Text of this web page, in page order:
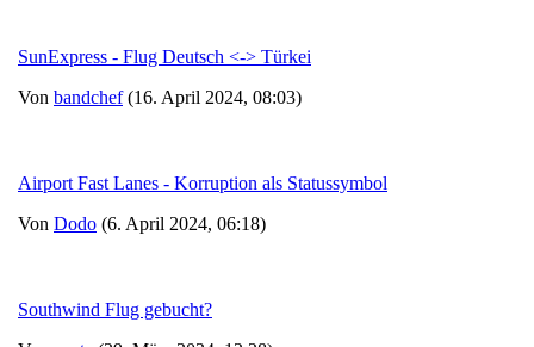
SunExpress - Flug Deutsch <-> Türkei
Von bandchef(16. April 2024, 08:03)
Airport Fast Lanes - Kor­rup­tion als Sta­tus­symbol
Von Dodo (6. April 2024, 06:18)
Southwind Flug gebucht?